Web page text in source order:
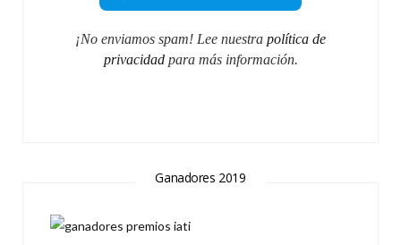
¡No enviamos spam! Lee nuestra política de
privacidadpara más información.
Ganadores 2019